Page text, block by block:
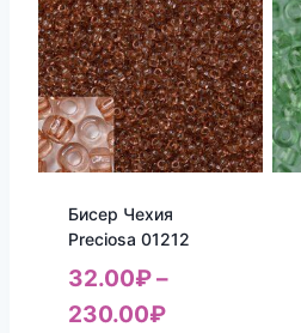
Бисер Чехия
Preciosa 01212
32.00₽–
230.00₽